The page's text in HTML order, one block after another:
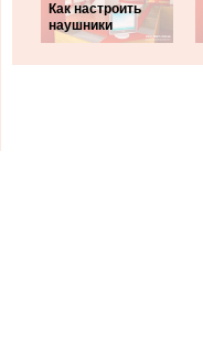
Как настроить
наушники